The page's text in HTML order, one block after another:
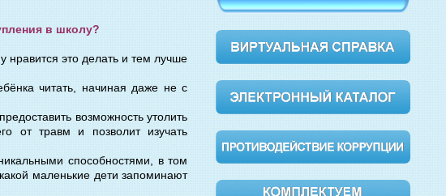
в школу?
это делать и тем лучше
читать, начиная даже не с
возможность утолить
от травм и позволит изучать
способностями, в том
маленькие дети запоминают